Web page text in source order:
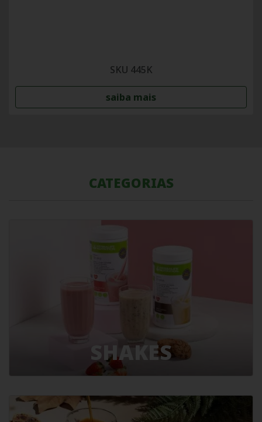
SKU 445K
saiba mais
CATEGORIAS
SHAKES